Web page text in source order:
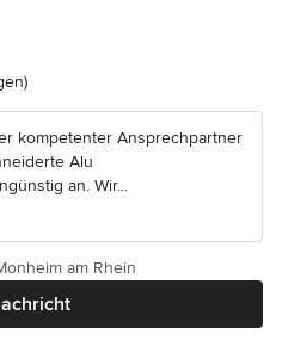
5 von 5 Sternen
kompetenter Ansprechpartner
Alu
an. Wir...
am Rhein